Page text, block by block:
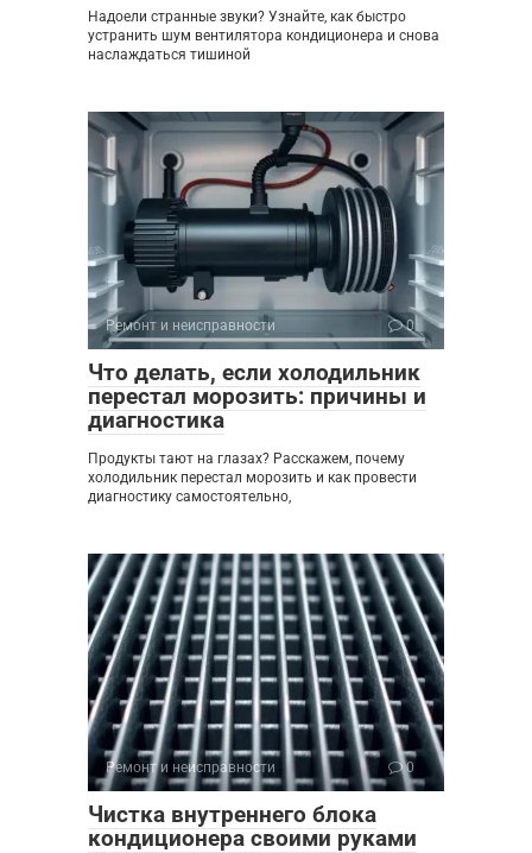
Надоели странные звуки? Узнайте, как быстро
устранить шум вентилятора кондиционера и снова
наслаждаться тишиной
Ремонт и неисправности 0
Что делать, если холодильник
перестал морозить: причины и
диагностика
Продукты тают на глазах? Расскажем, почему
холодильник перестал морозить и как провести
диагностику самостоятельно,
Ремонт и неисправности 0
Чистка внутреннего блока
кондиционера своими руками